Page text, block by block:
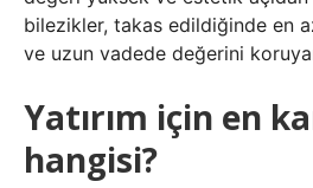
bilezikler, takas edildiğinde en
ve uzun vadede değerini
Yatırım için en
hangisi?